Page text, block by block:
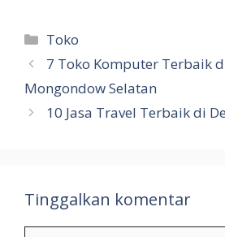
Kategori
Toko
7 Toko Komputer Terbaik
Mongondow Selatan
10 Jasa Travel Terbaik di
Tinggalkan komentar